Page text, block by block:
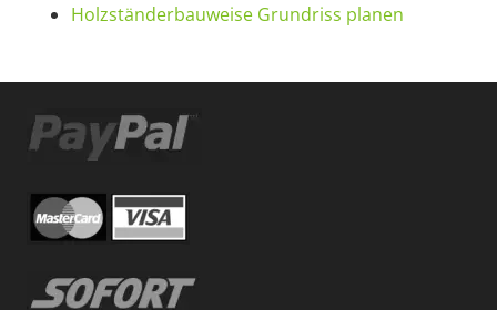
Holzständerbauweise Grundriss planen